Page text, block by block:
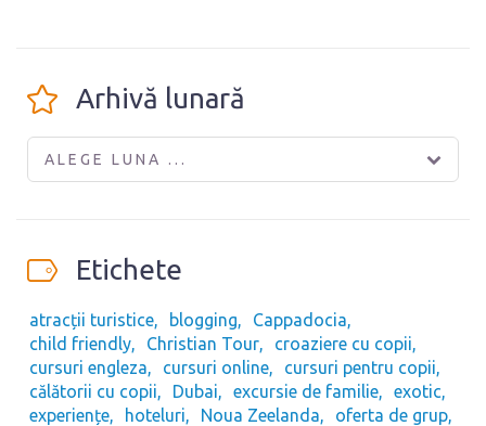
Arhivă lunară
ALEGE LUNA ...
Etichete
atracții turistice blogging
Cappadocia
child friendly
Christian Tour
croaziere cu copii
cursuri engleza
cursuri online
cursuri pentru copii
călătorii cu copii
Dubai excursie de familie
exotic
experiențe
hoteluri Noua Zeelanda
oferta de grup